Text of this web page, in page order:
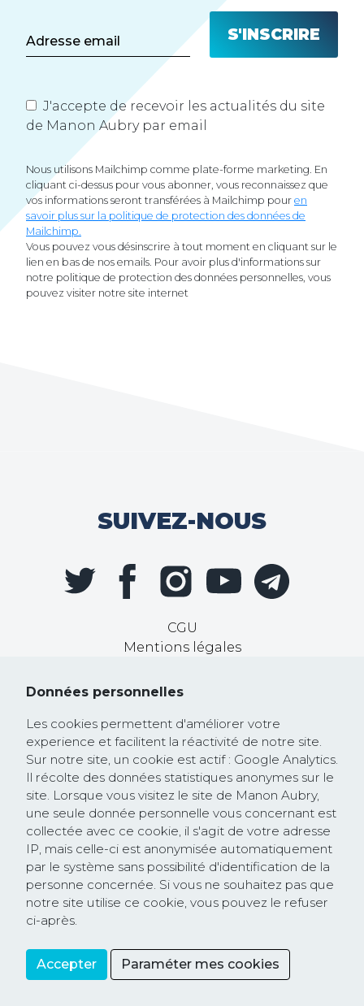
Partager
J'accepte de recevoir les actualités du site
de Manon Aubry par email
Nous utilisons Mailchimp comme plate-forme marketing. En
cliquant ci-dessus pour vous abonner, vous reconnaissez que
vos informations seront transférées à Mailchimp pour en
savoir plus sur la politique de protection des données de
Mailchimp.
Vous pouvez vous désinscrire à tout moment en cliquant sur le
lien en bas de nos emails. Pour avoir plus d'informations sur
notre politique de protection des données personnelles, vous
pouvez visiter notre site internet
SUIVEZ-NOUS
CGU
Mentions légales
BILLETS D'HUMEUR
3 juillet 2026
Comment l'extrême droite utilise le
cyberharcèlement pour faire taire ses
opposants
25 avril 2026
Un mini-Trump va revenir au pouvoir en
Europe et personne n’en parle !
3 décembre 2025
Bardella s'attaque aux personnes en situation
de handicap !
Données personnelles
Les cookies permettent d'améliorer votre
experience et facilitent la réactivité de notre site.
Sur notre site, un cookie est actif : Google Analytics.
Il récolte des données statistiques anonymes sur le
site. Lorsque vous visitez le site de Manon Aubry,
une seule donnée personnelle vous concernant est
collectée avec ce cookie, il s'agit de votre adresse
IP, mais celle-ci est anonymisée automatiquement
par le système sans possibilité d'identification de la
personne concernée. Si vous ne souhaitez pas que
notre site utilise ce cookie, vous pouvez le refuser
ci-après.
Accepter Paraméter mes cookies